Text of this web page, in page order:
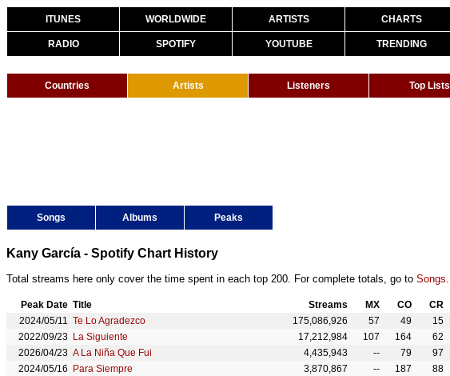
ITUNES WORLDWIDE ARTISTS CHARTS
RADIO SPOTIFY YOUTUBE TRENDING
Countries Artists Listeners Top Lists
Songs Albums Peaks
Kany García - Spotify Chart History
Total streams here only cover the time spent in each top 200. For complete totals, go to Songs.
Peak Date Title Streams MX CO CR
2024/05/11 Te Lo Agradezco 175,086,926 57 49 15
2022/09/23 La Siguiente 17,212,984 107 164 62
2026/04/23 A La Niña Que Fui 4,435,943 -- 79 97
2024/05/16
Para Siempre 3,870,867 -- 187 88